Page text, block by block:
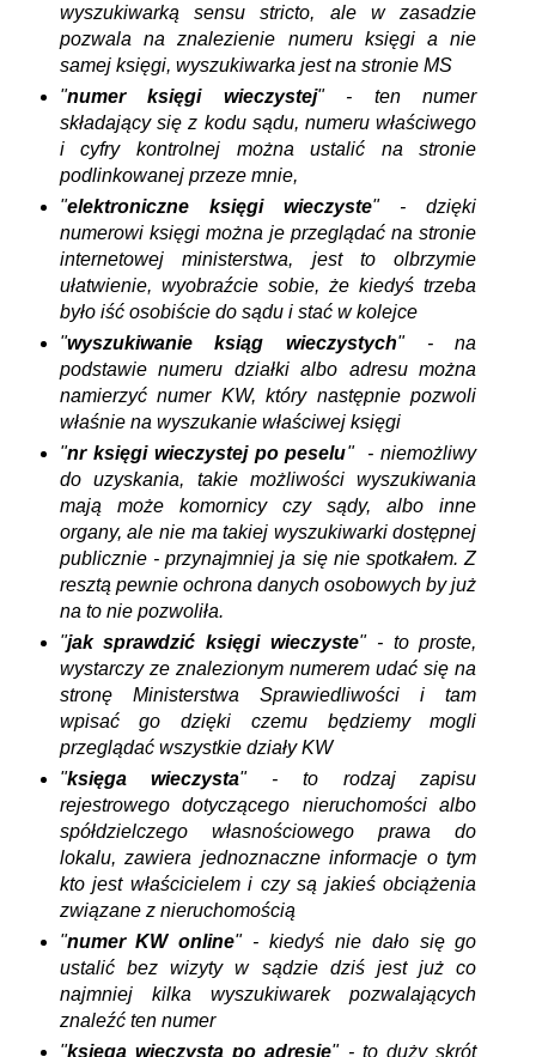
wyszukiwarką sensu stricto, ale w zasadzie
pozwala na znalezienie numeru księgi a nie
samej księgi, wyszukiwarka jest na stronie MS
"numer księgi wieczystej" - ten numer
składający się z kodu sądu, numeru właściwego
i cyfry kontrolnej można ustalić na stronie
podlinkowanej przeze mnie,
"elektroniczne księgi wieczyste" - dzięki
numerowi księgi można je przeglądać na stronie
internetowej ministerstwa, jest to olbrzymie
ułatwienie, wyobraźcie sobie, że kiedyś trzeba
było iść osobiście do sądu i stać w kolejce
"wyszukiwanie ksiąg wieczystych" - na
podstawie numeru działki albo adresu można
namierzyć numer KW, który następnie pozwoli
właśnie na wyszukanie właściwej księgi
"nr księgi wieczystej po peselu" - niemożliwy
do uzyskania, takie możliwości wyszukiwania
mają może komornicy czy sądy, albo inne
organy, ale nie ma takiej wyszukiwarki dostępnej
publicznie - przynajmniej ja się nie spotkałem. Z
resztą pewnie ochrona danych osobowych by już
na to nie pozwoliła.
"jak sprawdzić księgi wieczyste" - to proste,
wystarczy ze znalezionym numerem udać się na
stronę Ministerstwa Sprawiedliwości i tam
wpisać go dzięki czemu będziemy mogli
przeglądać wszystkie działy KW
"księga wieczysta" - to rodzaj zapisu
rejestrowego dotyczącego nieruchomości albo
spółdzielczego własnościowego prawa do
lokalu, zawiera jednoznaczne informacje o tym
kto jest właścicielem i czy są jakieś obciążenia
związane z nieruchomością
"numer KW online" - kiedyś nie dało się go
ustalić bez wizyty w sądzie dziś jest już co
najmniej kilka wyszukiwarek pozwalających
znaleźć ten numer
"księga wieczysta po adresie" - to duży skrót